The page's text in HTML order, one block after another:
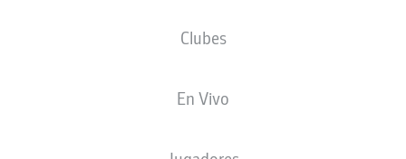
Clubes
En Vivo